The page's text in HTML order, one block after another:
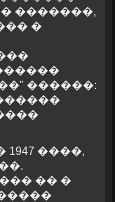
�������,
�
������:
����,
�� �